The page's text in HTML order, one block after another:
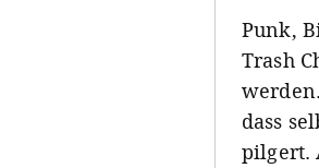
Punk,
Trash
dass
pilgert.